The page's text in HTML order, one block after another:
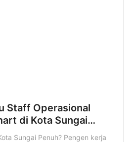
Staff Operasional
di Kota Sungai
Sungai Penuh? Pengen kerja